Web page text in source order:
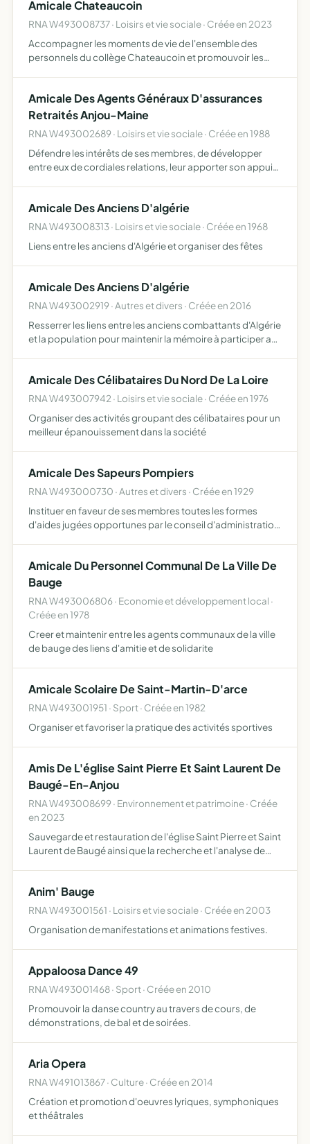
respectueuse…
Amicale Chateaucoin
RNA W493008737 · Loisirs et vie sociale · Créée en 2023
Accompagner les moments de vie de l'ensemble des
personnels du collège Chateaucoin et promouvoir les
Amicale Des Agents Généraux D'assurances
Retraités Anjou-Maine
RNA W493002689 · Loisirs et vie sociale · Créée en 1988
Défendre les intérêts de ses membres, de développer
entre eux de cordiales relations, leur apporter son appui
renseigner et …
Amicale Des Anciens D'algérie
RNA W493008313 · Loisirs et vie sociale · Créée en 1968
Liens entre les anciens d'Algérie et organiser des fêtes
Amicale Des Anciens D'algérie
RNA W493002919 · Autres et divers · Créée en 2016
Resserrer les liens entre les anciens combattants d'Algérie
et la population pour maintenir la mémoire à participer aux
Amicale Des Célibataires Du Nord De La Loire
RNA W493007942 · Loisirs et vie sociale · Créée en 1976
Organiser des activités groupant des célibataires pour un
meilleur épanouissement dans la société
Amicale Des Sapeurs Pompiers
RNA W493000730 · Autres et divers · Créée en 1929
Instituer en faveur de ses membres toutes les formes
d'aides jugées opportunes par le conseil d'administration
Amicale Du Personnel Communal De La Ville De
Bauge
RNA W493006806 · Economie et développement local ·
Créée en 1978
Creer et maintenir entre les agents communaux de la ville
de bauge des liens d'amitie et de solidarite
Amicale Scolaire De Saint-Martin-D'arce
RNA W493001951 · Sport · Créée en 1982
Organiser et favoriser la pratique des activités sportives
Amis De L'église Saint Pierre Et Saint Laurent De
Baugé-En-Anjou
RNA W493008699 · Environnement et patrimoine · Créée
en 2023
Sauvegarde et restauration de l'église Saint Pierre et Saint
Laurent de Baugé ainsi que la recherche et l'analyse de
Anim' Bauge
RNA W493001561 · Loisirs et vie sociale · Créée en 2003
Organisation de manifestations et animations festives.
Appaloosa Dance 49
RNA W493001468 · Sport · Créée en 2010
Promouvoir la danse country au travers de cours, de
démonstrations, de bal et de soirées.
Aria Opera
RNA W491013867 · Culture · Créée en 2014
Création et promotion d'oeuvres lyriques, symphoniques
et théâtrales